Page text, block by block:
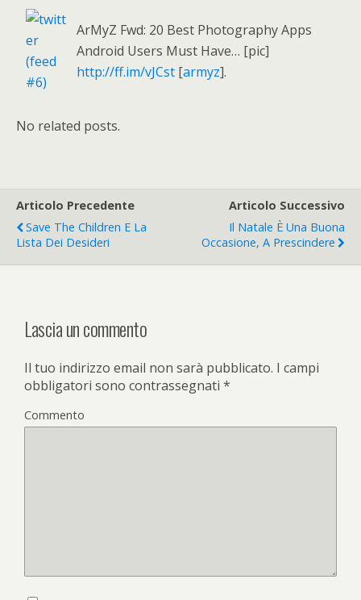
ArMyZ Fwd: 20 Best Photography Apps
Android Users Must Have… [pic]
http://ff.im/vJCst [armyz].
No related posts.
Articolo Precedente
Save The Children E La
Lista Dei Desideri
Articolo Successivo
Il Natale È Una Buona
Occasione, A Prescindere
Lascia un commento
Il tuo indirizzo email non sarà pubblicato. I campi
obbligatori sono contrassegnati *
Commento